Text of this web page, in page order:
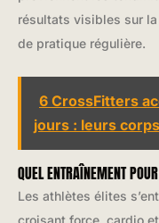
résultats visibles sur
de pratique régulière.
6 CrossFitters
jours : leurs
QUEL ENTRAÎNEMENT
Les athlètes élites